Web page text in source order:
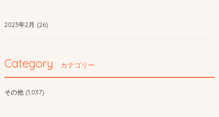
2023年2月 (26)
Category カテゴリー
その他 (1,037)